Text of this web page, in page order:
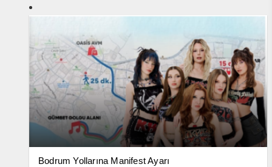
Bodrum Yollarına Manifest Ayarı